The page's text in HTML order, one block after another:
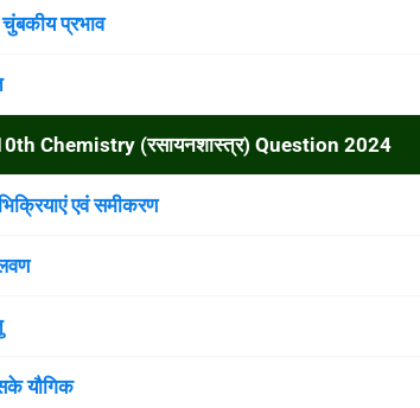
प्रभाव
Chemistry (रसायनशास्त्र) Question 2024
एवं समीकरण
यौगिक